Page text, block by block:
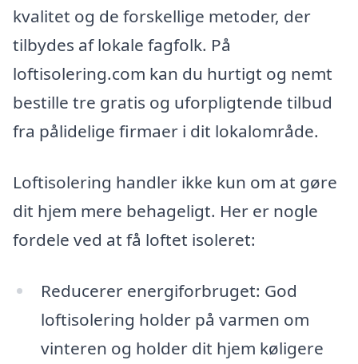
kvalitet og de forskellige metoder, der
tilbydes af lokale fagfolk. På
loftisolering.com kan du hurtigt og nemt
bestille tre gratis og uforpligtende tilbud
fra pålidelige firmaer i dit lokalområde.
Loftisolering handler ikke kun om at gøre
dit hjem mere behageligt. Her er nogle
fordele ved at få loftet isoleret:
Reducerer energiforbruget: God
loftisolering holder på varmen om
vinteren og holder dit hjem køligere